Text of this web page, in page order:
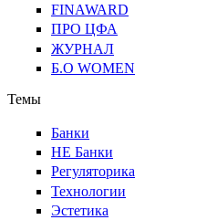
FINAWARD
ПРО ЦФА
ЖУРНАЛ
Б.О WOMEN
Темы
Банки
НЕ Банки
Регуляторика
Технологии
Эстетика